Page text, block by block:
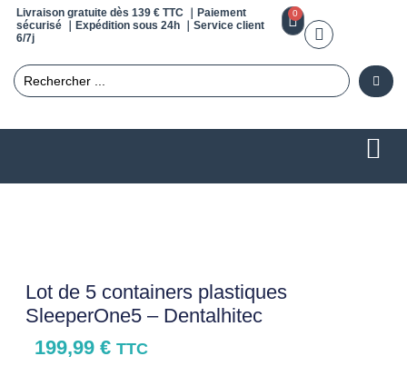
Livraison gratuite dès 139 € TTC ｜Paiement
sécurisé ｜Expédition sous 24h ｜Service client
6/7j
0
Lot de 5 containers plastiques
SleeperOne5 – Dentalhitec
199,99 € TTC